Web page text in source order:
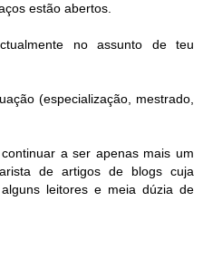
estão abertos.
no assunto de teu
(especialização, mestrado,
a ser apenas mais um
de artigos de blogs cuja
leitores e meia dúzia de